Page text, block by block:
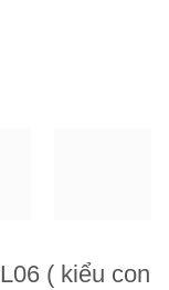
( kiểu con